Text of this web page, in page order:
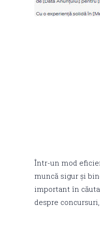
Într-un mod
muncă sigur și
important în
despre